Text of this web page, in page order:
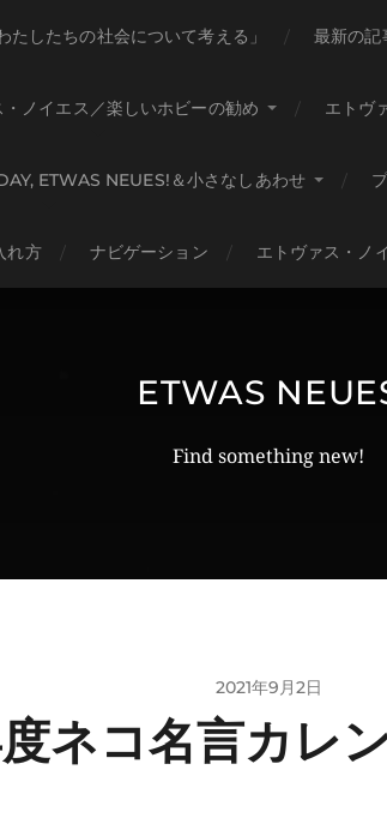
したちの社会について考える」 最新の記
ノイエス／楽しいホビーの勧め エトヴ
ETWAS NEUES!＆小さなしあわせ
れ方 ナビゲーション エトヴァス・ノ
ETWAS
Find something new!
2021年9月2日
ネコ名言カレ